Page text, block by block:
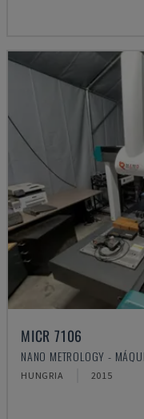
MICR 7106
NANO METROLOGY -
HUNGRIA 2015